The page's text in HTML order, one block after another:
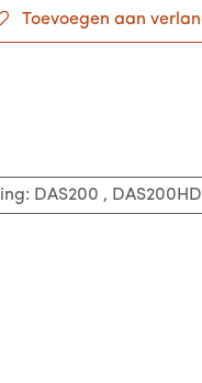
Toevoegen aan
: DAS200 , DAS200HD